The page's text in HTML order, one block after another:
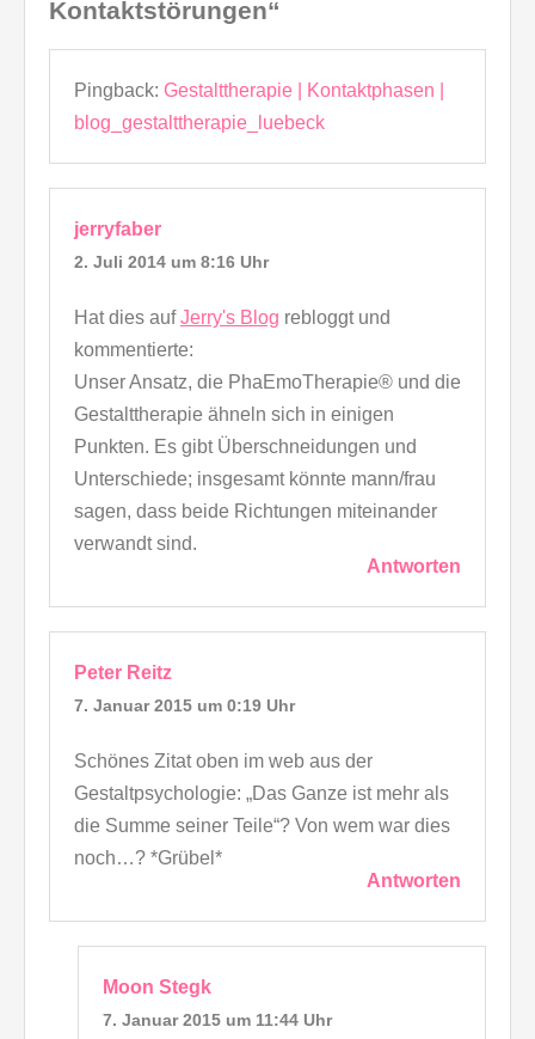
Kontaktstörungen“
Pingback: Gestalttherapie | Kontaktphasen |
blog_gestalttherapie_luebeck
jerryfaber
2. Juli 2014 um 8:16 Uhr
Hat dies aufJerry's Blog rebloggt und
kommentierte:
Unser Ansatz, die PhaEmoTherapie® und die
Gestalttherapie ähneln sich in einigen
Punkten. Es gibt Überschneidungen und
Unterschiede; insgesamt könnte mann/frau
sagen, dass beide Richtungen miteinander
verwandt sind.
Antworten
Peter Reitz
7. Januar 2015 um 0:19 Uhr
Schönes Zitat oben im web aus der
Gestaltpsychologie: „Das Ganze ist mehr als
die Summe seiner Teile“? Von wem war dies
noch…? *Grübel*
Antworten
Moon Stegk
7. Januar 2015 um 11:44 Uhr